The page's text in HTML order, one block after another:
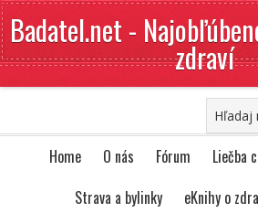
Badatel.net -
zdraví
Home O nás Fórum Liečba
Strava a bylinky
eKnihy o